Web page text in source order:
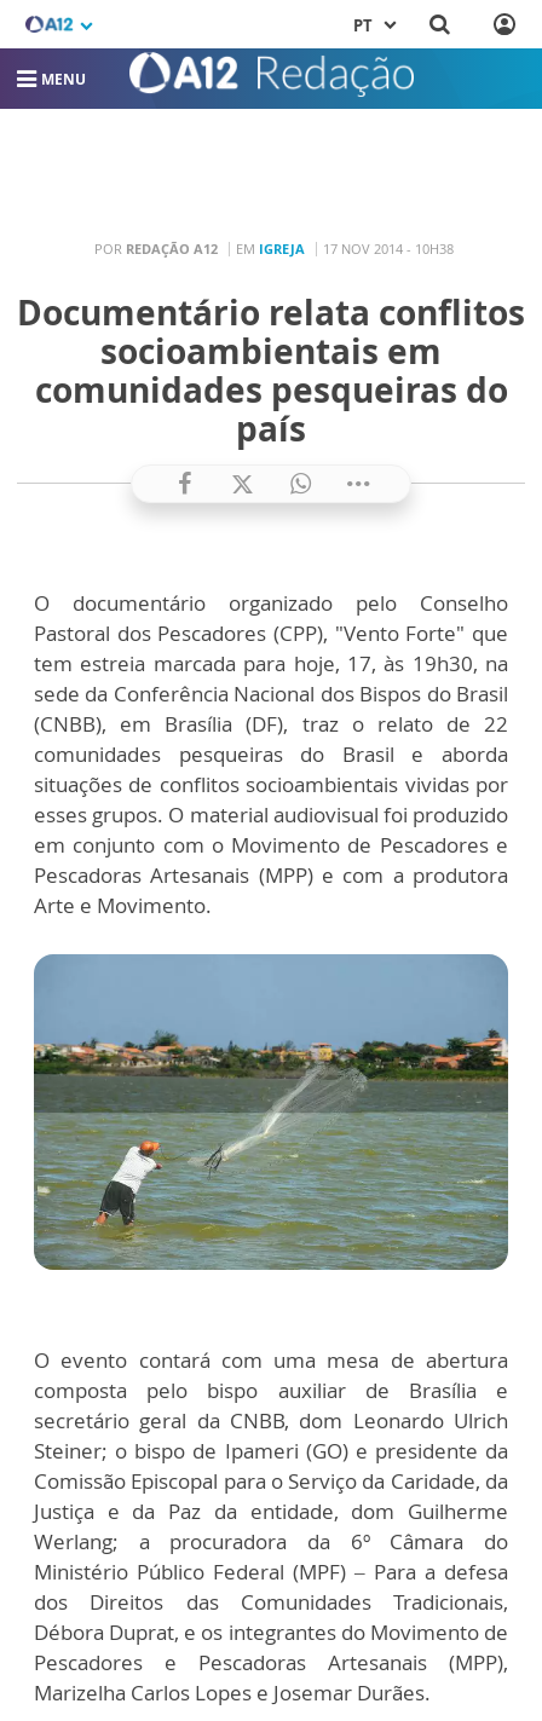
PT
MENU
POR REDAÇÃO A12 EM IGREJA 17 NOV 2014 - 10H38
Documentário relata conflitos
socioambientais em
comunidades pesqueiras do
país
O documentário organizado pelo Conselho
Pastoral dos Pescadores (CPP), "Vento Forte" que
tem estreia marcada para hoje, 17, às 19h30, na
sede da Conferência Nacional dos Bispos do Brasil
(CNBB), em Brasília (DF), traz o relato de 22
comunidades pesqueiras do Brasil e aborda
situações de conflitos socioambientais vividas por
esses grupos. O material audiovisual foi produzido
em conjunto com o Movimento de Pescadores e
Pescadoras Artesanais (MPP) e com a produtora
Arte e Movimento.
O evento contará com uma mesa de abertura
composta pelo bispo auxiliar de Brasília e
secretário geral da CNBB, dom Leonardo Ulrich
Steiner; o bispo de Ipameri (GO) e presidente da
Comissão Episcopal para o Serviço da Caridade, da
Justiça e da Paz da entidade, dom Guilherme
Werlang; a procuradora da 6º Câmara do
Ministério Público Federal (MPF) – Para a defesa
dos Direitos das Comunidades Tradicionais,
Débora Duprat, e os integrantes do Movimento de
Pescadores e Pescadoras Artesanais (MPP),
Marizelha Carlos Lopes e Josemar Durães.